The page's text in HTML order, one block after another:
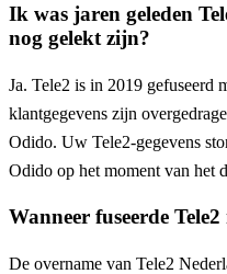
Ik was jaren geleden
nog gelekt zijn?
Ja. Tele2 is in 2019 gefuseerd
klantgegevens zijn
Odido. Uw Tele2-gegevens
Odido op het moment van het
Wanneer fuseerde
De overname van Tele2